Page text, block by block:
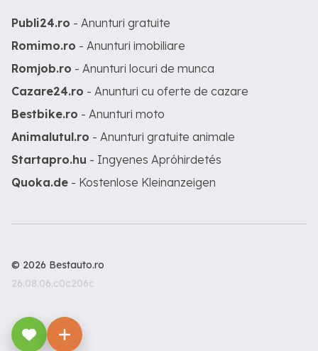
Publi24.ro - Anunturi gratuite
Romimo.ro - Anunturi imobiliare
Romjob.ro - Anunturi locuri de munca
Cazare24.ro - Anunturi cu oferte de cazare
Bestbike.ro - Anunturi moto
Animalutul.ro - Anunturi gratuite animale
Startapro.hu - Ingyenes Apróhirdetés
Quoka.de - Kostenlose Kleinanzeigen
© 2026 Bestauto.ro
26.08.06.c0c206c